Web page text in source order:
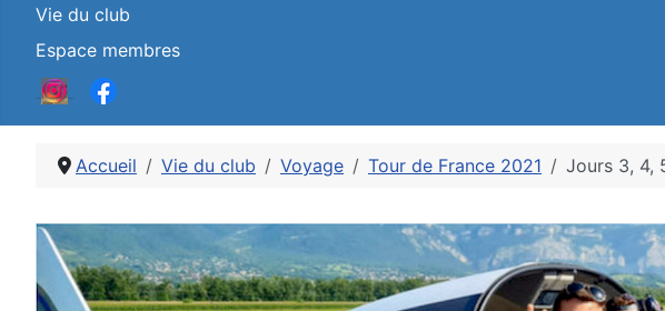
Vie du club
Espace membres
Accueil Vie du club Voyage Tour de France 2021 Jours 3, 4,
Détails